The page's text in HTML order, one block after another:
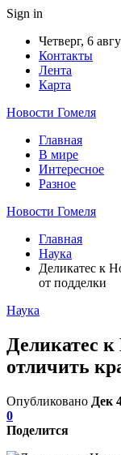
Sign in
Четверг, 6
Контакты
Лента
Карта
Новости Гомеля
Главная
В мире
Интересное
Разное
Новости Гомеля
Главная
Наука
Деликатес к
от подделки
Наука
Деликатес
отличить
Опубликовано Дек
0
Поделится